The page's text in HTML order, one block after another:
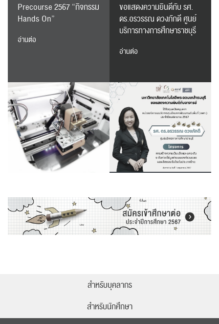
Precourse 2567 “กิจกรรม
Hands On”
อ่านต่อ
ขอแสดงความยินดีกับ รศ.
ดร.อรวรรณ ดวงภักดี ศูนย์
บริการทางการศึกษาราชบุรี
อ่านต่อ
สำหรับบุคลากร
สำหรับนักศึกษา